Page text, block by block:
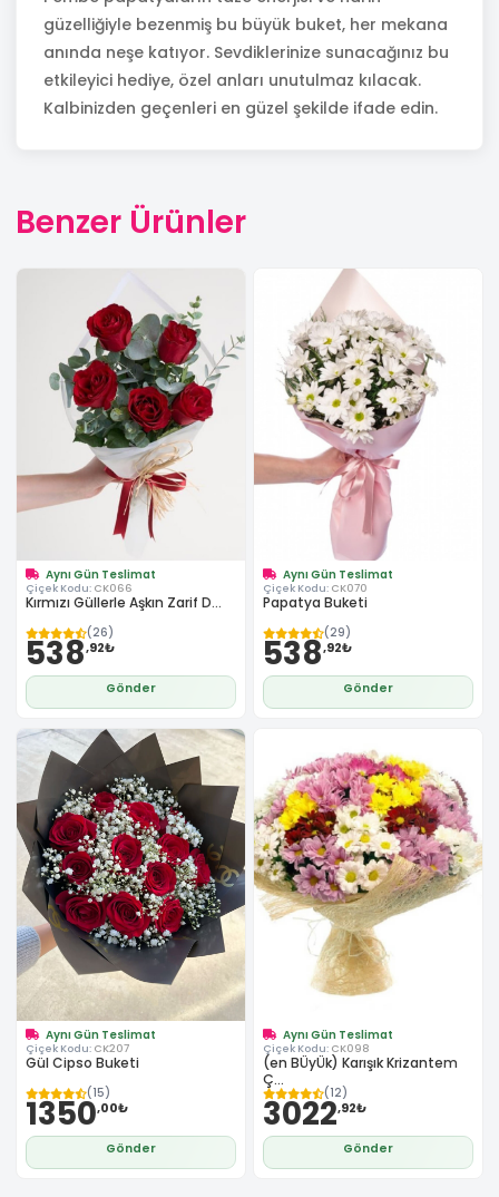
güzelliğiyle bezenmiş bu büyük buket, her mekana
anında neşe katıyor. Sevdiklerinize sunacağınız bu
etkileyici hediye, özel anları unutulmaz kılacak.
Kalbinizden geçenleri en güzel şekilde ifade edin.
Benzer Ürünler
Aynı Gün Teslimat
Çiçek Kodu: CK066
Kırmızı Güllerle Aşkın Zarif D...
(26)
538,92₺
Gönder
Aynı Gün Teslimat
Çiçek Kodu: CK070
Papatya Buketi
(29)
538,92₺
Gönder
Aynı Gün Teslimat
Çiçek Kodu: CK207
Gül Cipso Buketi
(15)
1350,00₺
Gönder
Aynı Gün Teslimat
Çiçek Kodu: CK098
(en BÜyÜk) Karışık Krizantem
Ç...
(12)
3022,92₺
Gönder